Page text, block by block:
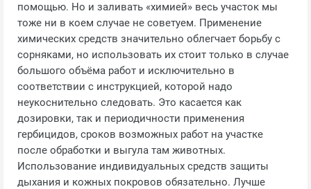
помощью. Но и заливать «химией» весь участок мы
тоже ни в коем случае не советуем. Применение
химических средств значительно облегчает борьбу с
сорняками, но использовать их стоит только в случае
большого объёма работ и исключительно в
соответствии с инструкцией, которой надо
неукоснительно следовать. Это касается как
дозировки, так и периодичности применения
гербицидов, сроков возможных работ на участке
после обработки и выгула там животных.
Использование индивидуальных средств защиты
дыхания и кожных покровов обязательно. Лучше